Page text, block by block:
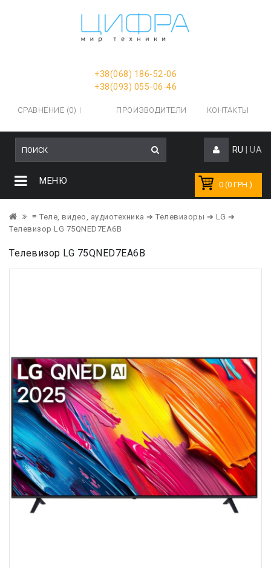
+38(068) 186-52-06
+38(093) 055-06-46
СРАВНЕНИЕ (0) ПРОИЗВОДИТЕЛИ КОНТАКТЫ
RU UA
0 (0 ГРН.)
МЕНЮ
≡ Теле, видео, аудиотехника ➔ Телевизоры ➔ LG ➔
Телевизор LG 75QNED7EA6B
Телевизор LG 75QNED7EA6B